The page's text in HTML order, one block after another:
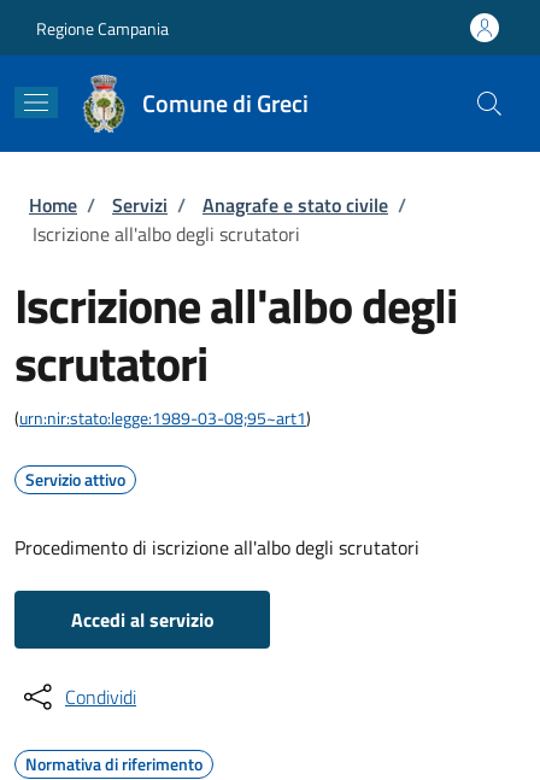
Regione Campania
Comune di Greci
Briciole di pane
Home / Servizi / Anagrafe e stato civile /
Iscrizione all'albo degli scrutatori
Iscrizione all'albo degli
scrutatori
(urn:nir:stato:legge:1989-03-08;95~art1)
Servizio attivo
Procedimento di iscrizione all'albo degli scrutatori
Accedi al servizio
Condividi
Normativa di riferimento